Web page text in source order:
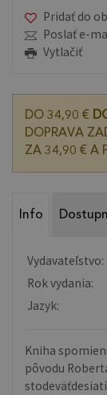
Pridať do
Poslať e-
Vytlačiť
DO 34,90 €
DOPRAVA
ZA 34,90 € A
Info
Vydavateľstvo:
Rok vydania:
Jazyk:
Kniha
pôvodu